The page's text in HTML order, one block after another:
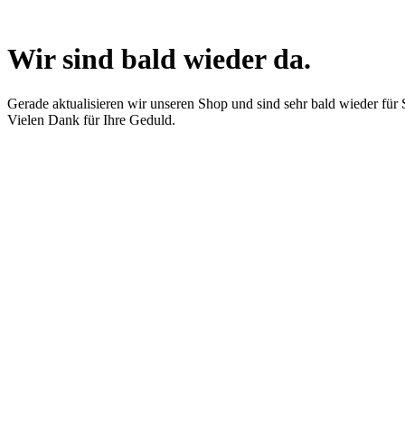
Wir sind bald wieder da.
Gerade aktualisieren wir unseren Shop und sind sehr bald wieder für
Vielen Dank für Ihre Geduld.